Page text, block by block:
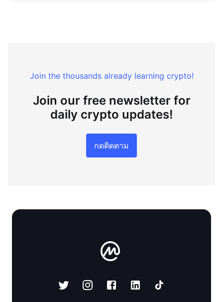
Join the thousands already learning crypto!
Join our free newsletter for
daily crypto updates!
กดติดตาม